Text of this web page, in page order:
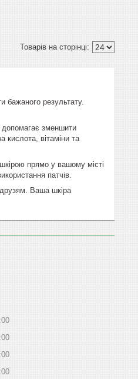
бажаного результату.
допомагає зменшити
кислота, вітаміни та
прямо у вашому місті
патчів.
друзям. Ваша шкіра